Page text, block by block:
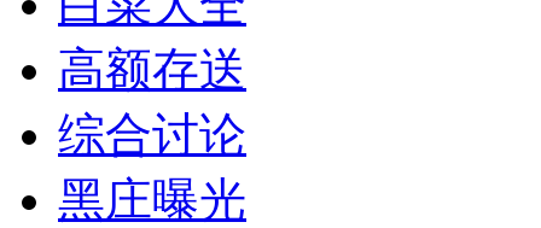
高额存送
综合讨论
黑庄曝光